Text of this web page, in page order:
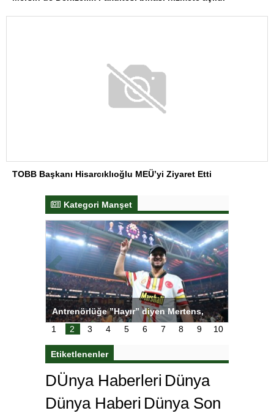
TOBB Başkanı Hisarcıklıoğlu MEÜ’yi Ziyaret Etti
Kategori Manşet
Salihli Sporcuları Kuraş’ta Gururlandırdı
1 2 3 4 5 6 7 8 9 10
Etiketlenenler
DÜnya Haberleri Dünya
Dünya Haberi Dünya Son